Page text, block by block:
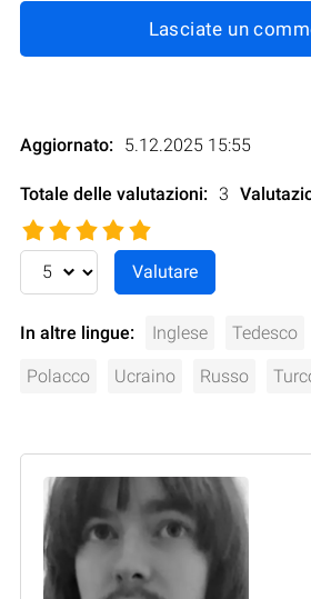
Lasciate un
Aggiornato: 5.12.2025 15:55
Totale delle valutazioni: 3
In altre lingue: Inglese Tedesco
Polacco Ucraino Russo